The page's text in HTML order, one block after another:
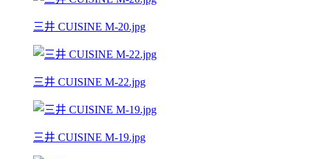
三井 CUISINE M-20.jpg
三井 CUISINE M-22.jpg
三井 CUISINE M-19.jpg